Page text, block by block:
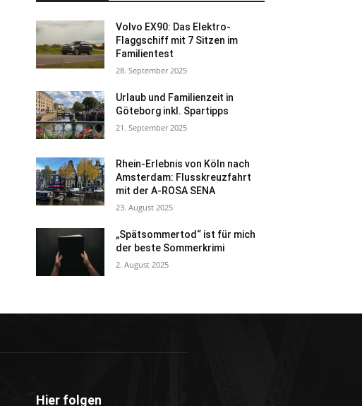
Volvo EX90: Das Elektro-
Flaggschiff mit 7 Sitzen im
Familientest
28. September 2025
Urlaub und Familienzeit in
Göteborg inkl. Spartipps
21. September 2025
Rhein-Erlebnis von Köln nach
Amsterdam: Flusskreuzfahrt
mit der A-ROSA SENA
23. August 2025
„Spätsommertod“ ist für mich
der beste Sommerkrimi
2. August 2025
Hier folgen